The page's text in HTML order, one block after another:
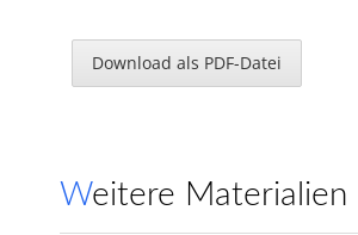
Download als PDF-Datei
Weitere Materialien